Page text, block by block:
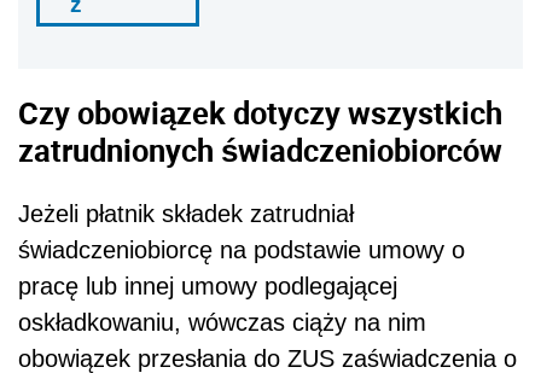
Czy obowiązek dotyczy wszystkich
zatrudnionych świadczeniobiorców
Jeżeli płatnik składek zatrudniał
świadczeniobiorcę na podstawie umowy o
pracę lub innej umowy podlegającej
oskładkowaniu, wówczas ciąży na nim
obowiązek przesłania do ZUS zaświadczenia o